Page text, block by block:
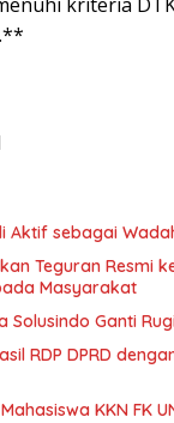
Aktif sebagai
Teguran Resmi
Masyarakat
Solusindo Ganti
RDP DPRD
KKN FK